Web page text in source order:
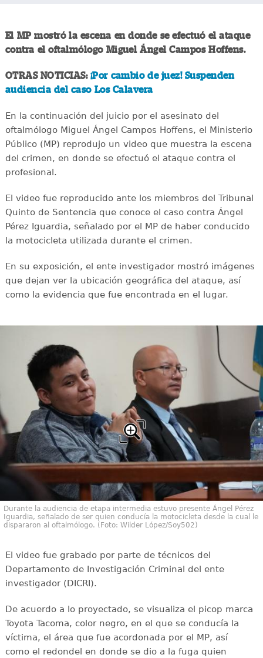
El MP mostró la escena en donde se efectuó el ataque
contra el oftalmólogo Miguel Ángel Campos Hoffens.
OTRAS NOTICIAS: ¡Por cambio de juez! Suspenden
audiencia del caso Los Calavera
En la continuación del juicio por el asesinato del
oftalmólogo Miguel Ángel Campos Hoffens, el Ministerio
Público (MP) reprodujo un video que muestra la escena
del crimen, en donde se efectuó el ataque contra el
profesional.
El video fue reproducido ante los miembros del Tribunal
Quinto de Sentencia que conoce el caso contra Ángel
Pérez Iguardia, señalado por el MP de haber conducido
la motocicleta utilizada durante el crimen.
En su exposición, el ente investigador mostró imágenes
que dejan ver la ubicación geográfica del ataque, así
como la evidencia que fue encontrada en el lugar.
Durante la audiencia de etapa intermedia estuvo presente Ángel Pérez
Iguardia, señalado de ser quien conducía la motocicleta desde la cual le
dispararon al oftalmólogo. (Foto: Wilder López/Soy502)
El video fue grabado por parte de técnicos del
Departamento de Investigación Criminal del ente
investigador (DICRI).
De acuerdo a lo proyectado, se visualiza el picop marca
Toyota Tacoma, color negro, en el que se conducía la
víctima, el área que fue acordonada por el MP, así
como el redondel en donde se dio a la fuga quien